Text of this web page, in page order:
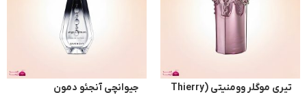
تیری موگلر وومنیتی (Thierry
جیوانچی آنجئو دمون